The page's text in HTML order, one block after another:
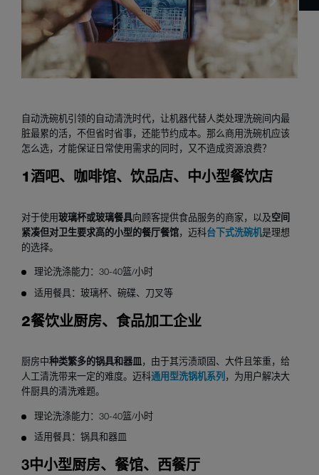
自动洗碗机引领的自动清洗时代，让机器代替人类处理洗碗间内最
脏最累的活，不但省时省事，还能节约成本。那么商用洗碗机应该
怎么选，才能保证日常使用需求的同时，又不造成资源浪费？
1 酒吧、咖啡馆、饮品店、中小型餐饮店
对于使用玻璃杯或玻璃餐具向顾客提供食品服务的商家，以及空间
紧凑但对卫生要求高的小型的餐厅餐馆，迈科台下式洗碗机是理想
的选择。
理论洗涤能力：30-40篮/小时
适用餐具：玻璃杯、碗碟、刀叉等
2餐饮业厨房、食品加工企业
厨房中种类繁多的锅具和器皿，由于其污渍顽固、大件且笨重，给
人工清洗带来一定的难度。迈科通用型洗锅机系列 ，为用户解决大
件厨具的清洗难题。
理论洗涤能力：30-40篮/小时
适用餐具：锅具和器皿
3中小型厨房、餐馆、西餐厅